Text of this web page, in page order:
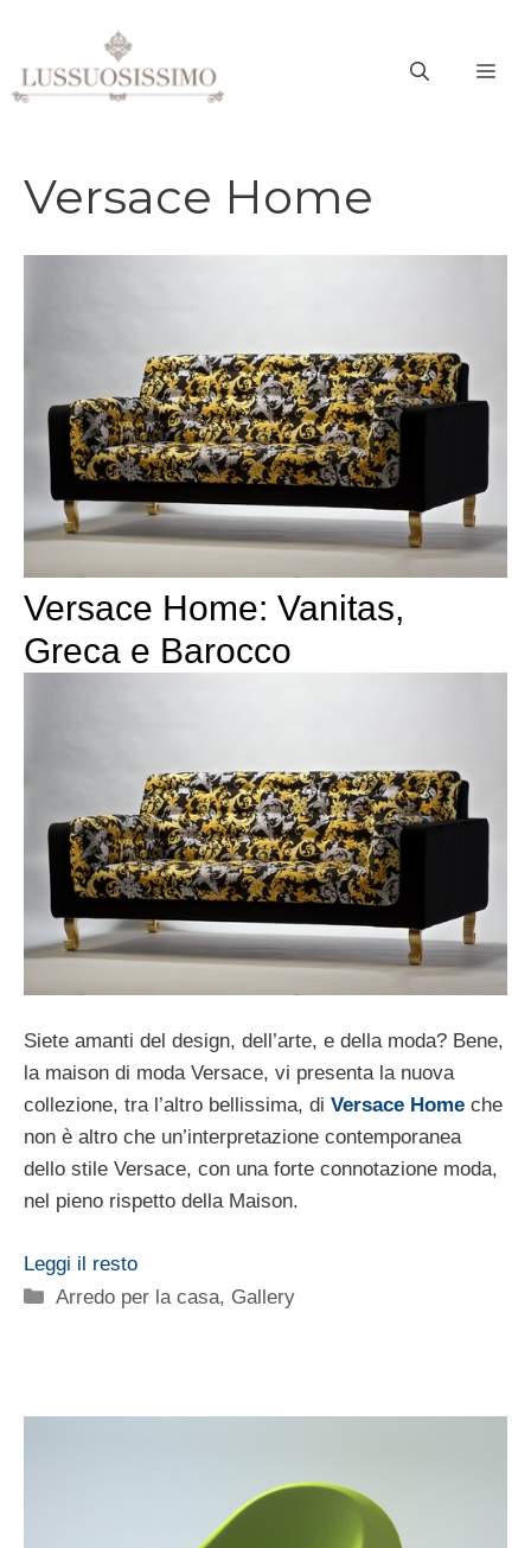
contenuto
Versace Home
Versace Home: Vanitas,
Greca e Barocco
Siete amanti del design, dell’arte, e della moda? Bene,
la maison di moda Versace, vi presenta la nuova
collezione, tra l’altro bellissima, di Versace Home che
non è altro che un’interpretazione contemporanea
dello stile Versace, con una forte connotazione moda,
nel pieno rispetto della Maison.
Leggi il resto
Categorie
Arredo per la casa, Gallery